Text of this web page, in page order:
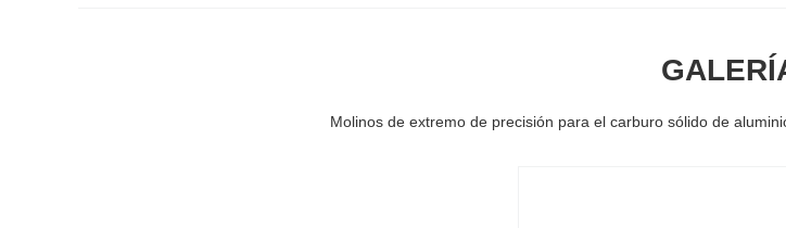
Molinos de extremo de precisión para el carburo sólido de